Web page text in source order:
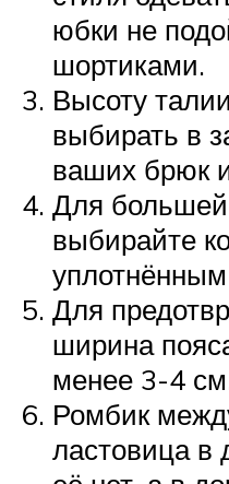
юбки не
шортиками.
Высоту
выбирать в
ваших брюк
Для большей
выбирайте
Для
ширина
менее 3-4
Ромбик
ластовица